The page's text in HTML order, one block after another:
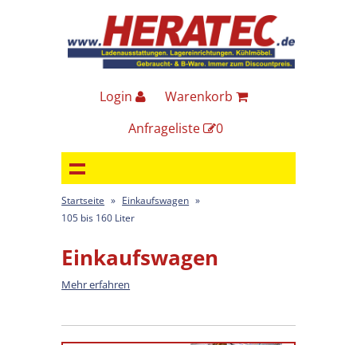
Login
Warenkorb
Anfrageliste
0
Startseite » Einkaufswagen »
105 bis 160 Liter
Einkaufswagen
Mehr erfahren